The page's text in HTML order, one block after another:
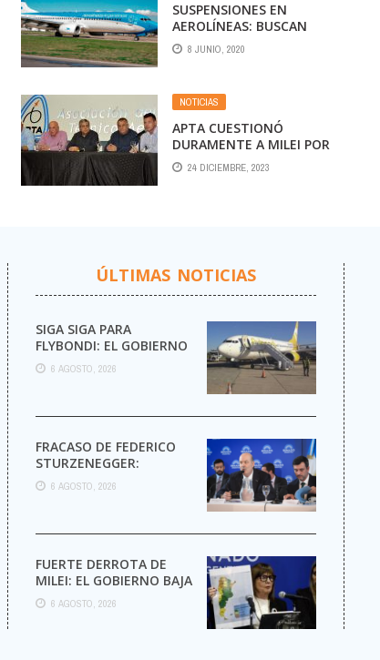
SUSPENSIONES EN
AEROLÍNEAS: BUSCAN
ANUNCIAR HOY UN
ACUERDO PARA 8.000
8 JUNIO, 2020
NOTICIAS
APTA CUESTIONÓ
DURAMENTE A MILEI POR
“SU PENSAMIENTO
AUTOCRÁTICO Y
24 DICIEMBRE, 2023
ÚLTIMAS NOTICIAS
SIGA SIGA PARA
FLYBONDI: EL GOBIERNO
AUTORIZÓ LA VENTA DE
MÁS PASAJES
6 AGOSTO, 2026
FRACASO DE FEDERICO
STURZENEGGER:
6 AGOSTO, 2026
FUERTE DERROTA DE
MILEI: EL GOBIERNO BAJA
EL CAPÍTULO DE
EXTRANJERIZACIÓN DE
6 AGOSTO, 2026